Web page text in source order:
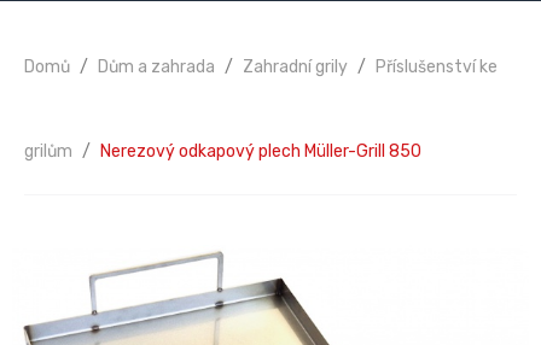
Domů Dům a zahrada Zahradní grily Příslušenství ke
grilům Nerezový odkapový plech Müller-Grill 850